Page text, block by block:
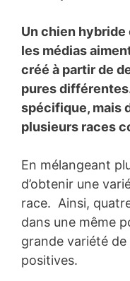
Un chien
les médias
créé à partir de
pures différentes.
spécifique, mais
plusieurs races
En mélangeant
d’obtenir une
race. Ainsi,
dans une même
grande variété
positives.